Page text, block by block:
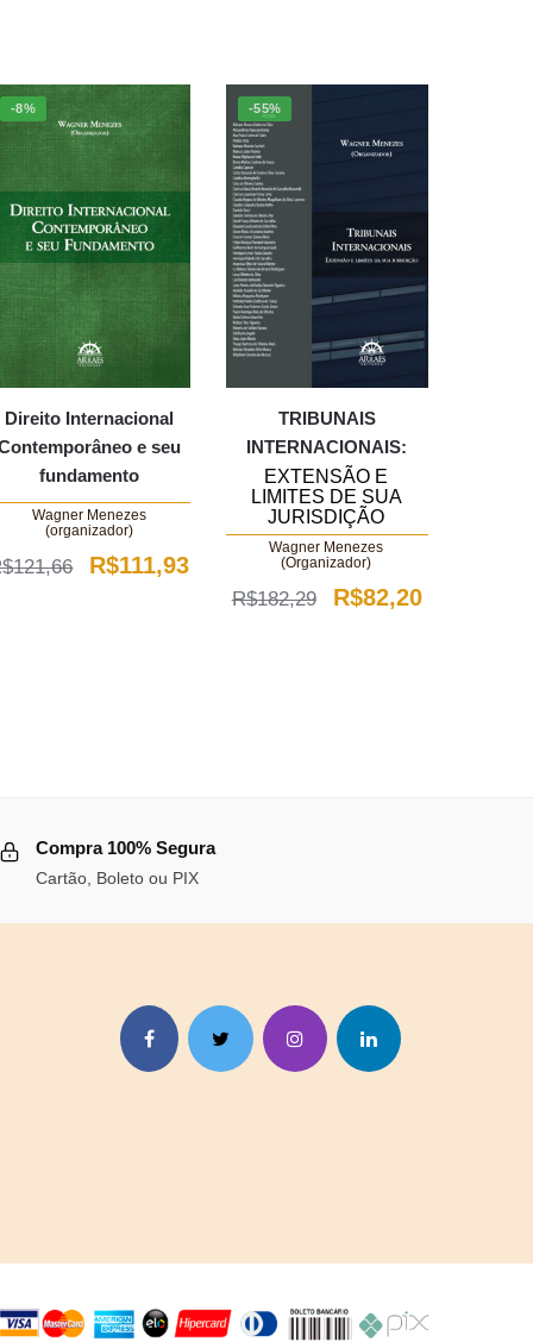
-8%
Direito Internacional
e seu
fundamento
Wagner Menezes
(organizador)
121,66
O
R$111,93O
preço
-55%
TRIBUNAIS
INTERNACIONAIS:
EXTENSÃO E
LIMITES DE SUA
JURISDIÇÃO
Wagner Menezes
(Organizador)
R$182,29
O
R$82,20O
Compra 100% Segura
Cartão, Boleto ou PIX